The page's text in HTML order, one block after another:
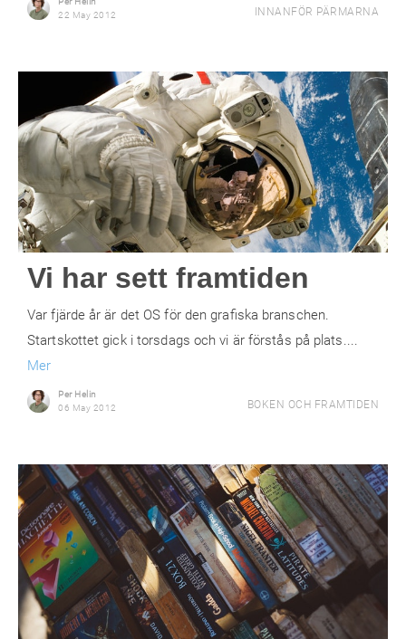
22 May 2012
INNANFÖR PÄRMARNA
Vi har sett framtiden
Var fjärde år är det OS för den grafiska branschen.
Startskottet gick i torsdags och vi är förstås på plats....
Mer
Per Helin
06 May 2012
BOKEN OCH FRAMTIDEN